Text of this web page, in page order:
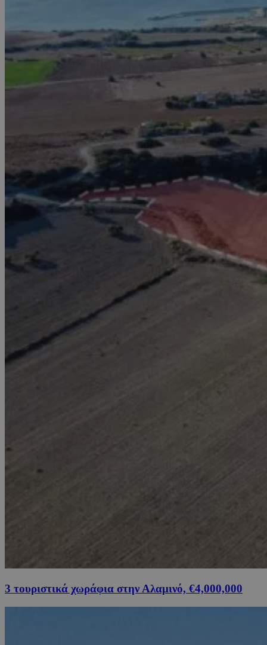
3 τουριστικά χωράφια στην Αλαμινό, €4,000,000